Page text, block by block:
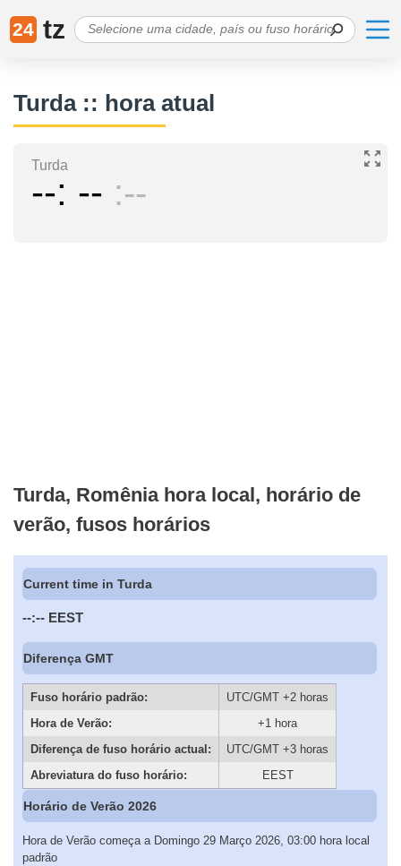
24 tz
Turda :: hora atual
Turda
-- -- --
Turda, Romênia hora local, horário de
verão, fusos horários
Current time in Turda
--:-- EEST
Diferença GMT
Fuso horário padrão:
UTC/GMT +2 horas
Hora de Verão:
+1 hora
Diferença de fuso horário actual:
UTC/GMT +3 horas
Abreviatura do fuso horário:
EEST
Horário de Verão 2026
Hora de Verão começa a Domingo 29 Março 2026, 03:00 hora local
padrão